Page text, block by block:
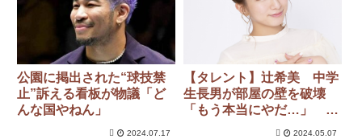
公園に掲出された“球技禁
止”訴える看板が物議「ど
んな国やねん」
2024.07.17
【タレント】辻希美 中学
生長男が部屋の壁を破壊
「もう本当にやだ…」 共
2024.05.07